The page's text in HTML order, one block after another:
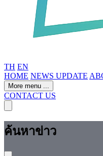
TH EN
HOME NEWS UPDATE
More menu ...
CONTACT US
ค้นหาข่าว